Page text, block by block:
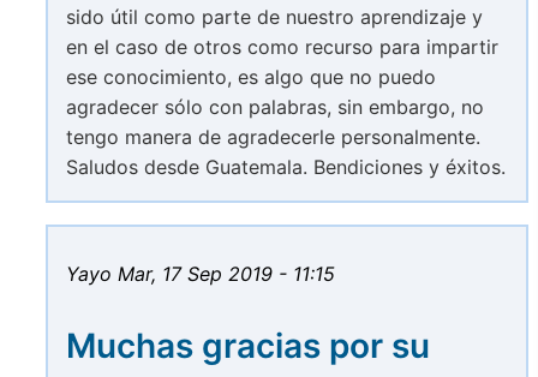
sido útil como parte de nuestro aprendizaje y
en el caso de otros como recurso para impartir
ese conocimiento, es algo que no puedo
agradecer sólo con palabras, sin embargo, no
tengo manera de agradecerle personalmente.
Saludos desde Guatemala. Bendiciones y éxitos.
Yayo Mar, 17 Sep 2019 - 11:15
Muchas gracias por su